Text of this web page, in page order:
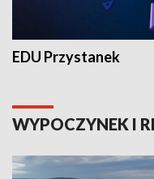
EDU Przystanek
WYPOCZYNEK I